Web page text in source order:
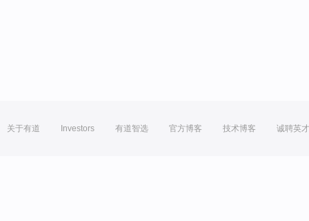
关于有道 Investors 有道智选 官方博客 技术博客 诚聘英才